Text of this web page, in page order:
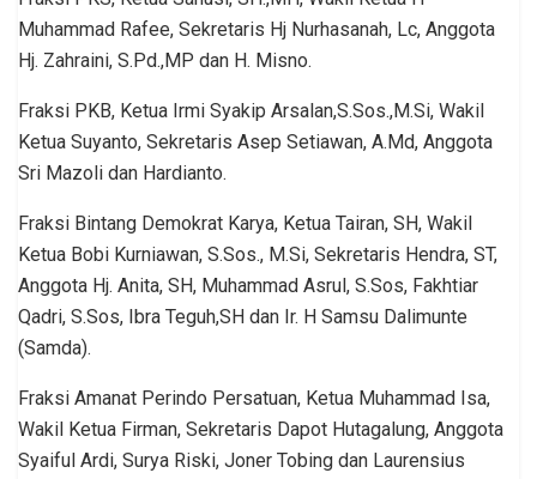
Muhammad Rafee, Sekretaris Hj Nurhasanah, Lc, Anggota
Hj. Zahraini, S.Pd.,MP dan H. Misno.
Fraksi PKB, Ketua Irmi Syakip Arsalan,S.Sos.,M.Si, Wakil
Ketua Suyanto, Sekretaris Asep Setiawan, A.Md, Anggota
Sri Mazoli dan Hardianto.
Fraksi Bintang Demokrat Karya, Ketua Tairan, SH, Wakil
Ketua Bobi Kurniawan, S.Sos., M.Si, Sekretaris Hendra, ST,
Anggota Hj. Anita, SH, Muhammad Asrul, S.Sos, Fakhtiar
Qadri, S.Sos, Ibra Teguh,SH dan Ir. H Samsu Dalimunte
(Samda).
Fraksi Amanat Perindo Persatuan, Ketua Muhammad Isa,
Wakil Ketua Firman, Sekretaris Dapot Hutagalung, Anggota
Syaiful Ardi, Surya Riski, Joner Tobing dan Laurensius